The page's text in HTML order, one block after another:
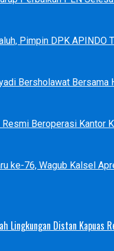
Pimpin DPK APINDO
Bersholawat Bersama
Resmi Beroperasi Kantor
ke-76, Wagub Kalsel
Lingkungan Distan Kapuas